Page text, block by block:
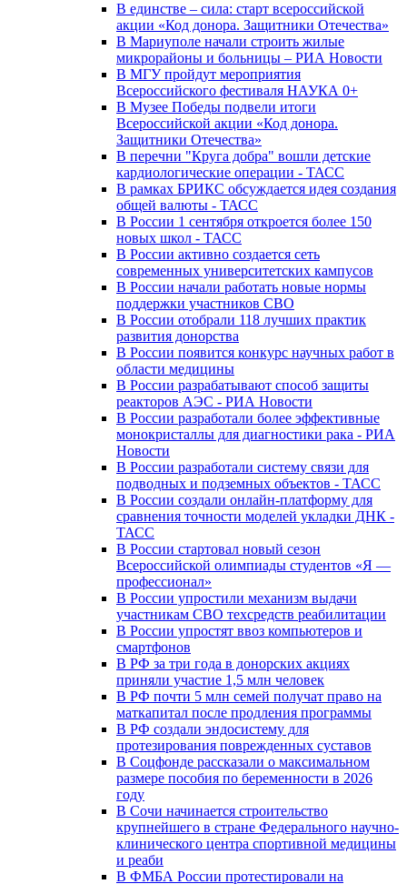
В единстве – сила: старт всероссийской
акции «Код донора. Защитники Отечества»
В Мариуполе начали строить жилые
микрорайоны и больницы – РИА Новости
В МГУ пройдут мероприятия
Всероссийского фестиваля НАУКА 0+
В Музее Победы подвели итоги
Всероссийской акции «Код донора.
Защитники Отечества»
В перечни "Круга добра" вошли детские
кардиологические операции - ТАСС
В рамках БРИКС обсуждается идея создания
общей валюты - ТАСС
В России 1 сентября откроется более 150
новых школ - ТАСС
В России активно создается сеть
современных университетских кампусов
В России начали работать новые нормы
поддержки участников СВО
В России отобрали 118 лучших практик
развития донорства
В России появится конкурс научных работ в
области медицины
В России разрабатывают способ защиты
реакторов АЭС - РИА Новости
В России разработали более эффективные
монокристаллы для диагностики рака - РИА
Новости
В России разработали систему связи для
подводных и подземных объектов - ТАСС
В России создали онлайн-платформу для
сравнения точности моделей укладки ДНК -
ТАСС
В России стартовал новый сезон
Всероссийской олимпиады студентов «Я —
профессионал»
В России упростили механизм выдачи
участникам СВО техсредств реабилитации
В России упростят ввоз компьютеров и
смартфонов
В РФ за три года в донорских акциях
приняли участие 1,5 млн человек
В РФ почти 5 млн семей получат право на
маткапитал после продления программы
В РФ создали эндосистему для
протезирования поврежденных суставов
В Соцфонде рассказали о максимальном
размере пособия по беременности в 2026
году
В Сочи начинается строительство
крупнейшего в стране Федерального научно-
клинического центра спортивной медицины
и реаби
В ФМБА России протестировали на